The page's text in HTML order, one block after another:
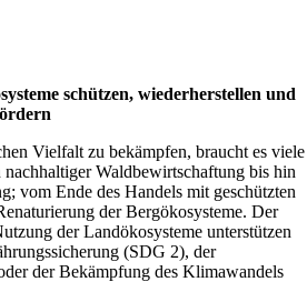
schüt­zen, wie­der­her­stel­len und
Vielfalt zu bekämpfen, braucht es viele
nachhaltiger Waldbewirtschaftung bis hin
vom Ende des Handels mit geschützten
der Bergökosysteme. Der
der Landökosysteme unterstützen
(SDG 2), der
der Bekämpfung des Klimawandels